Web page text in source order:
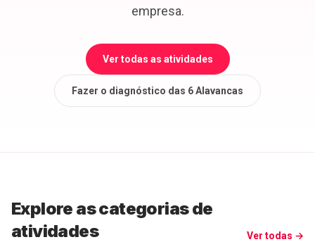
empresa.
Ver todas as atividades
Fazer o diagnóstico das 6 Alavancas
Explore as categorias de
atividades
Ver todas →